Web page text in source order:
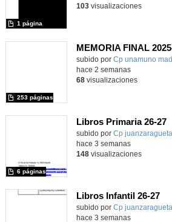
1 página
103visualizaciones
MEMORIA FINAL
Contenido educativo.
subido por Cp unamuno
253 páginas
hace 2 semanas
68visualizaciones
Libros Primaria 26-27
subido por Cp
6 páginas
hace 3 semanas
148visualizaciones
Libros Infantil 26-27
subido por Cp
hace 3 semanas